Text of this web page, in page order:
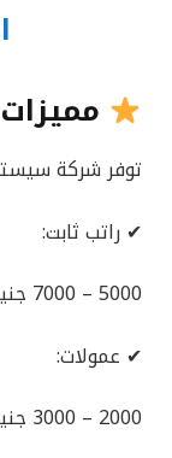
توفر شركة
✔ راتب ثابت:
5000 – 7000 جنيه
✔ عمولات:
2000 – 3000 جنيه